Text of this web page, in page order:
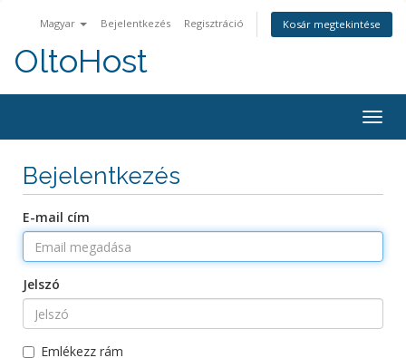
Magyar Bejelentkezés Regisztráció Kosár megtekintése
OltoHost
a
Bejelentkezés
E-mail cím
Jelszó
Emlékezz rám